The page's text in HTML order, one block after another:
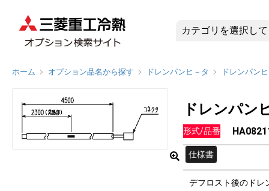
ホーム オプション品名から探す ドレンパンヒ－タ ドレンパン
ドレンパン
形式/品番
仕様書
デフロスト後のドレ